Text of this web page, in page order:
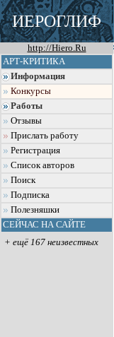
ИЕРОГЛИФ
http://Hiero.Ru
АРТ-КРИТИКА
Информация
Конкурсы
Работы
Отзывы
Прислать работу
Регистрация
Список авторов
Поиск
Подписка
Полезняшки
СЕЙЧАС НА САЙТЕ
+ ещё 167 неизвестных